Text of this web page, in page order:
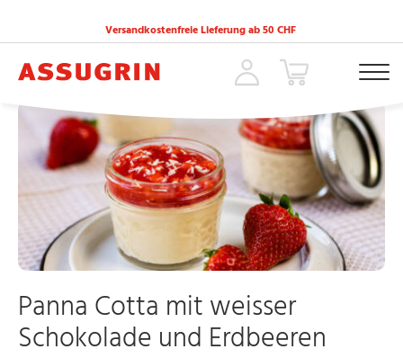
Versandkostenfreie Lieferung ab 50 CHF
ACCUEIL REZEPTE » PANNA COTTA MIT WEISSER SCHOKOLADE UND
Panna Cotta mit weisser
Schokolade und Erdbeeren